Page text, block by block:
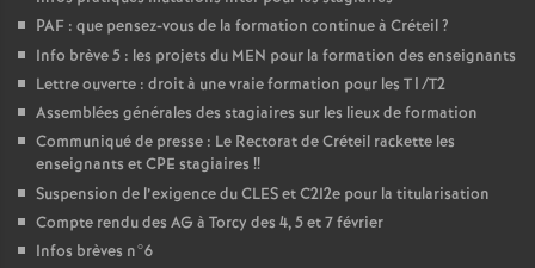
PAF : que pensez-vous de la formation continue à Créteil?
Info brève 5 : les projets du MEN pour la formation des enseignants
Lettre ouverte : droit à une vraie formation pour les T1/T2
Assemblées générales des stagiaires sur les lieux de formation
Communiqué de presse : Le Rectorat de Créteil rackette les
enseignants etCPE stagiaires !!
Suspension de l’exigence duCLESet C2I2e pour la titularisation
Compte rendu des AG à Torcy des 4, 5 et 7 février
Infos brèves n°6